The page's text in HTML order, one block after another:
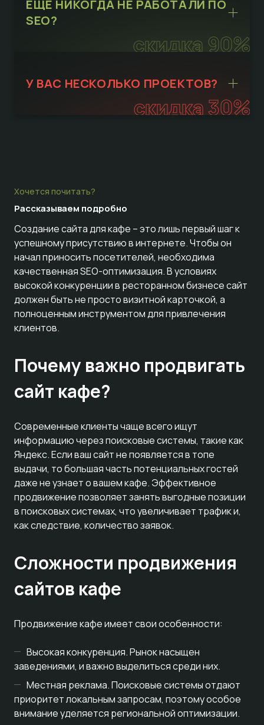
скидка 90%
ЕЩЁ НИКОГДА НЕ РАБОТАЛИ ПО
SEO?
скидка 30%
У ВАС НЕСКОЛЬКО ПРОЕКТОВ?
Хочется почитать?
Рассказываем подробно
Создание сайта для кафе – это лишь первый шаг к
успешному присутствию в интернете. Чтобы он
начал приносить посетителей, необходима
качественная SEO-оптимизация. В условиях
высокой конкуренции в ресторанном бизнесе сайт
должен быть не просто визитной карточкой, а
полноценным инструментом для привлечения
клиентов.
Почему важно продвигать
сайт кафе?
Современные клиенты чаще всего ищут
информацию через поисковые системы, такие как
Яндекс. Если ваш сайт не появляется в топе
выдачи, то большая часть потенциальных гостей
даже не узнает о вашем кафе. Эффективное
продвижение позволяет занять выгодные позиции
в поисковых системах, что увеличивает трафик и,
как следствие, количество заявок.
Сложности продвижения
сайтов кафе
Продвижение кафе имеет свои особенности:
Высокая конкуренция. Рынок насыщен
заведениями, и важно выделиться среди них.
Местная реклама. Поисковые системы отдают
приоритет локальным запросам, поэтому особое
внимание уделяется региональной оптимизации.